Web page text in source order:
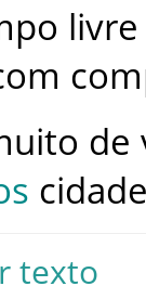
livre
de
texto